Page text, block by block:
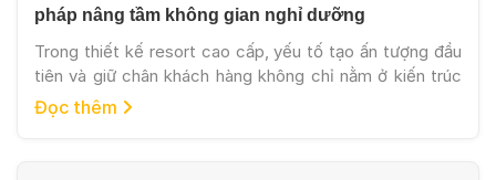
pháp nâng tầm không gian nghỉ dưỡng
Trong thiết kế resort cao cấp, yếu tố tạo ấn tượng đầu
tiên và giữ chân khách hàng không chỉ nằm ở kiến trúc
tổng thể mà còn ở những chi tiết trang trí tinh xảo.
Trong đó, phù điêu đá cho công trình resort cao cấp
Đọc thêm